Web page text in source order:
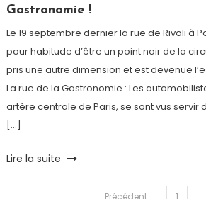
Gastronomie !
Le 19 septembre dernier la rue de Rivoli à
pour habitude d’être un point noir de la
pris une autre dimension et est devenue
La rue de la Gastronomie : Les
artère centrale de Paris, se sont vus servir
[…]
Tagged
Lire la suite